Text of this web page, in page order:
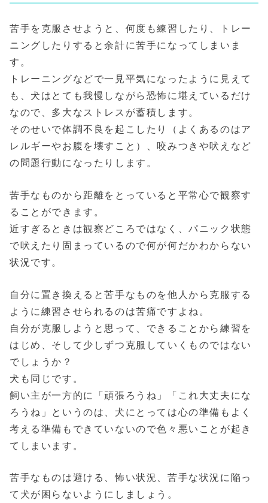
苦手を克服させようと、何度も練習したり、トレー
ニングしたりすると余計に苦手になってしまいま
す。
トレーニングなどで一見平気になったように見えて
も、犬はとても我慢しながら恐怖に堪えているだけ
なので、多大なストレスが蓄積します。
そのせいで体調不良を起こしたり（よくあるのはア
レルギーやお腹を壊すこと）、咬みつきや吠えなど
の問題行動になったりします。
苦手なものから距離をとっていると平常心で観察す
ることができます。
近すぎるときは観察どころではなく、パニック状態
で吠えたり固まっているので何が何だかわからない
状況です。
自分に置き換えると苦手なものを他人から克服する
ように練習させられるのは苦痛ですよね。
自分が克服しようと思って、できることから練習を
はじめ、そして少しずつ克服していくものではない
でしょうか？
犬も同じです。
飼い主が一方的に「頑張ろうね」「これ大丈夫にな
ろうね」というのは、犬にとっては心の準備もよく
考える準備もできていないので色々悪いことが起き
てしまいます。
苦手なものは避ける、怖い状況、苦手な状況に陥っ
て犬が困らないようにしましょう。